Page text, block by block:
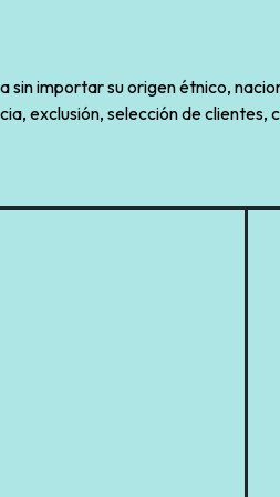
importar su origen étnico,
exclusión, selección de